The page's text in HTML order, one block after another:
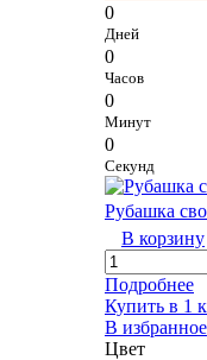
0
Дней
0
Часов
0
Минут
0
Секунд
Рубашка
В корзину
Подробнее
Купить в 1
В избранное
Цвет